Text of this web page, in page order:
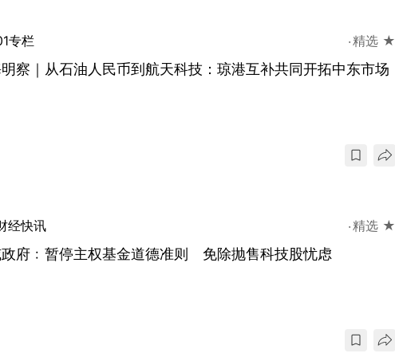
专栏 精选 ★
察｜从石油人民币到航天科技：琼港互补共同开拓中东市场
经快讯 精选 ★
府﹕暂停主权基金道德准则 免除抛售科技股忧虑